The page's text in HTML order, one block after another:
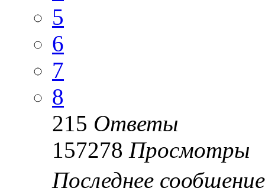
5
6
7
8
215 Ответы
157278 Просмотры
Последнее